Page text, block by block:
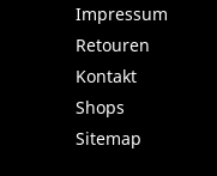
Impressum
Retouren
Kontakt
Shops
Sitemap